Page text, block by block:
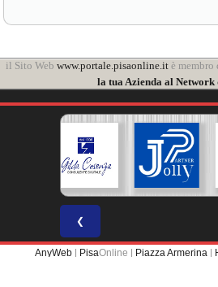
il Sito Web www.portale.pisaonline.itè membro
la tua Azienda al
❮
AnyWeb | PisaOnline | Piazza Armerina |